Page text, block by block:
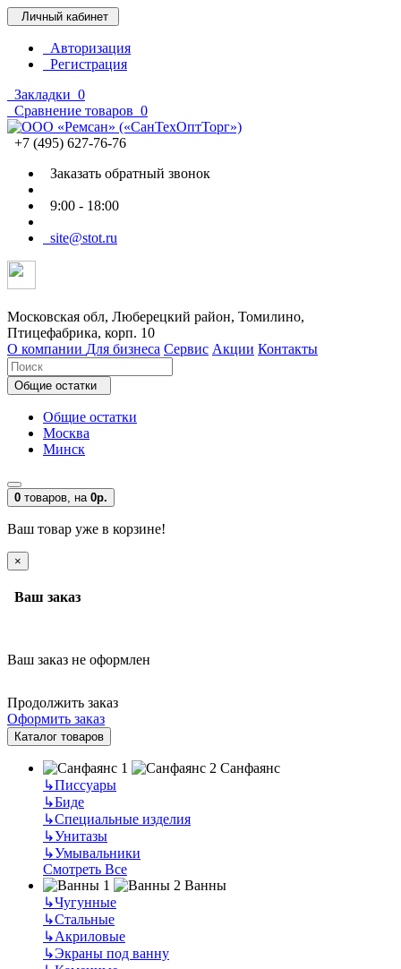
Личный кабинет
Авторизация
Регистрация
Закладки 0
Сравнение товаров 0
+7 (495) 627-76-76
Заказать обратный звонок
9:00 - 18:00
site@stot.ru
Московская обл, Люберецкий район, Томилино,
Птицефабрика, корп. 10
О компании Для бизнеса Сервис Акции Контакты
Общие остатки
Общие остатки
Москва
Минск
0 товаров, на 0р.
Ваш товар уже в корзине!
×
Ваш заказ
Ваш заказ не оформлен
Продолжить заказ
Оформить заказ
Каталог товаров
Санфаянс
↳Писсуары
↳Биде
↳Специальные изделия
↳Унитазы
↳Умывальники
Смотреть Все
Ванны
↳Чугунные
↳Стальные
↳Акриловые
↳Экраны под ванну